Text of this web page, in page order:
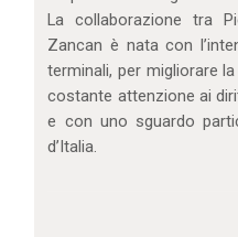
La collaborazione tra
Zancan è nata con
terminali, per migliorare
costante attenzione ai
e con uno sguardo
d’Italia.